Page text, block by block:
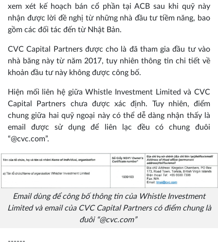
xem xét kế hoạch bán cổ phần tại ACB sau khi quỹ này
nhận được lời đề nghị từ những nhà đầu tư tiềm năng, bao
gồm các đối tác đến từ Nhật Bản.
CVC Capital Partners được cho là đã tham gia đầu tư vào
nhà băng này từ năm 2017, tuy nhiên thông tin chi tiết về
khoản đầu tư này không được công bố.
Hiện mối liên hệ giữa Whistle Investment Limited và CVC
Capital Partners chưa được xác định. Tuy nhiên, điểm
chung giữa hai quỹ ngoại này có thể dễ dàng nhận thấy là
email được sử dụng để liên lạc đều có chung đuôi
“@cvc.com”.
Email dùng để công bố thông tin của Whistle Investment
Limited và email của CVC Capital Partners có điểm chung là
đuôi “@cvc.com”
------